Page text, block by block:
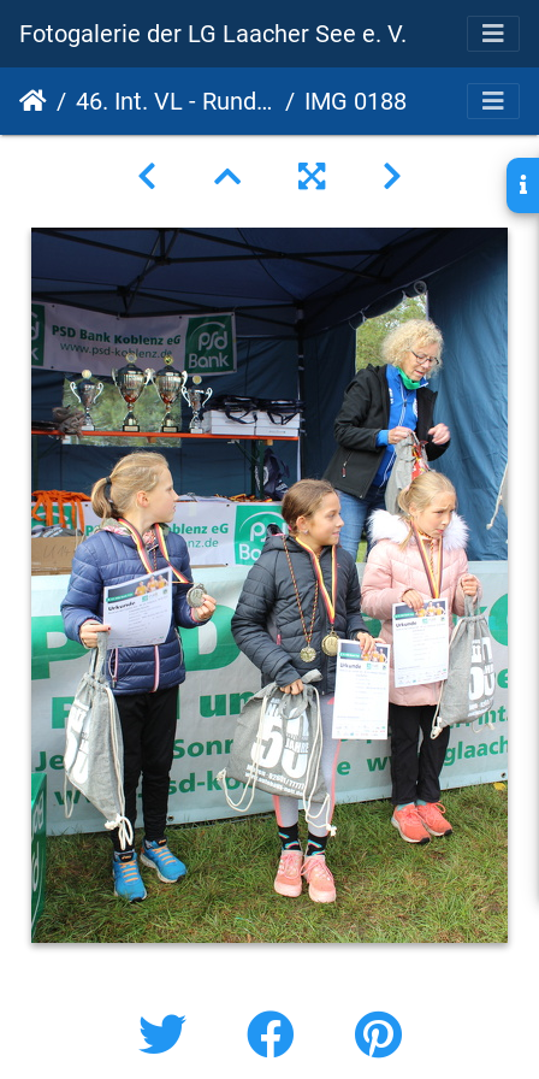
Fotogalerie der LG Laacher See e. V.
46. Int. VL - Rund um den Laacher See - 17. PSD Bank Cup 2022 IMG 0188